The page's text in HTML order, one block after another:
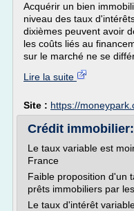
Acquérir un bien
niveau des taux
dixièmes peuvent avoir
les coûts liés au
sur le marché ne se
Lire la suite
Site : https://
Crédit
Le taux variable est
France
Faible proposition d'un
prêts immobiliers par
Le taux d'intérêt